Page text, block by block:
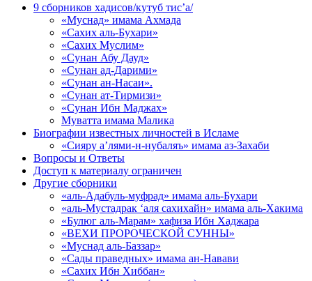
9 сборников хадисов/кутуб тис’а/
«Муснад» имама Ахмада
«Сахих аль-Бухари»
«Сахих Муслим»
«Сунан Абу Дауд»
«Сунан ад-Дарими»
«Сунан ан-Насаи».
«Сунан ат-Тирмизи»
«Сунан Ибн Маджах»
Муватта имама Малика
Биографии известных личностей в Исламе
«Сияру а’лями-н-нубаляъ» имама аз-Захаби
Вопросы и Ответы
Доступ к материалу ограничен
Другие сборники
«аль-Адабуль-муфрад» имама аль-Бухари
«аль-Мустадрак ‘аля сахихайн» имама аль-Хакима
«Булюг аль-Марам» хафиза Ибн Хаджара
«ВЕХИ ПРОРОЧЕСКОЙ СУННЫ»
«Муснад аль-Баззар»
«Сады праведных» имама ан-Навави
«Сахих Ибн Хиббан»